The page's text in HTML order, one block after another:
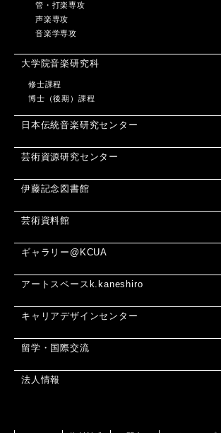
管・打楽専攻
声楽専攻
音楽学専攻
大学院音楽研究科
修士課程
博士（後期）課程
日本伝統音楽研究センター
芸術資源研究センター
伊藤記念図書館
芸術資料館
ギャラリー@KCUA
アートスペースk.kaneshiro
キャリアデザインセンター
留学・国際交流
法人情報